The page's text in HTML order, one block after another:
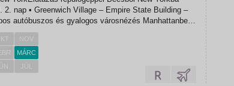
State Building –
autóbuszos és gyalogos városnézés Manhattanben:
az Empire State Building épülete kívülről, Vasalóház,
NOV
MÁRC
JÚL